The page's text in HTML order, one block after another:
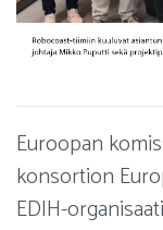
Euroopan
konsortion
EDIH-